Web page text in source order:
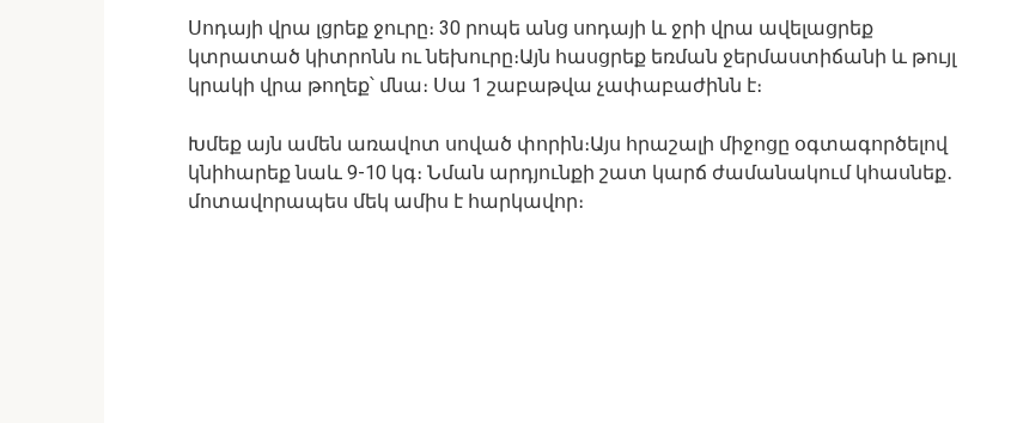
Սոդայի վրա լցրեք ջուրը։ 30 րոպե անց սոդայի և ջրի վրա ավելացրեք
կտրատած կիտրոնն ու նեխուրը։Այն հասցրեք եռման ջերմաստիճանի և թույլ
կրակի վրա թողեք՝ մնա։ Սա 1 շաբաթվա չափաբաժինն է։
Խմեք այն ամեն առավոտ սոված փորին։Այս հրաշալի միջոցը օգտագործելով
կնիհարեք նաև 9-10 կգ։ Նման արդյունքի շատ կարճ ժամանակում կհասնեք․
մոտավորապես մեկ ամիս է հարկավոր։